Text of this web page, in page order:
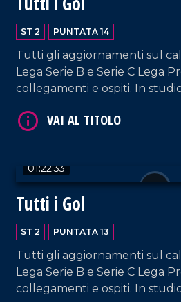
ST 2 PUNTATA 14
Tutti gli aggiornamenti sul
Lega Serie B e Serie C Lega
collegamenti e ospiti. In
01:22:33
Tutti i Gol
ST 2 PUNTATA 13
Tutti gli aggiornamenti sul
Lega Serie B e Serie C Lega
collegamenti e ospiti. In
VAI AL TITOLO
VAI AL TITOLO